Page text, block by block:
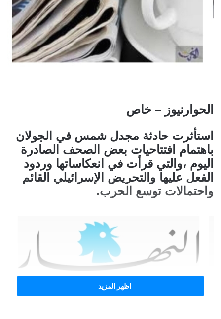
الحوارنيوز – خاص
استأثرت حادثة مجدل شمس في الجولان
باهتمام افتتاحيات بعض الصحف الصادرة
اليوم ،والتي قرأت في انعكاساتها وردود
الفعل عليها والتحريض الإسرائيلي القائم
واحتمالات توسع الحرب.
اظهر المزيد